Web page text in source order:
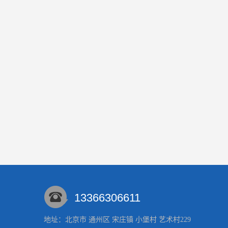
13366306611
地址：北京市 通州区 宋庄镇 小堡村 艺术村229